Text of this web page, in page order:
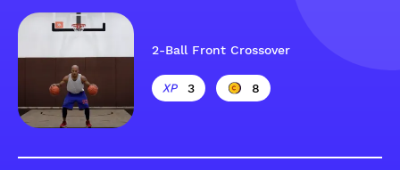
2-Ball Front Crossover
3 8